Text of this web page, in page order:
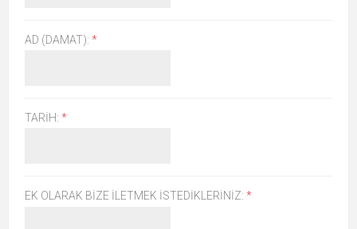
AD (DAMAT): *
TARIH: *
EK OLARAK BIZE İLETMEK İSTEDIKLERINIZ: *